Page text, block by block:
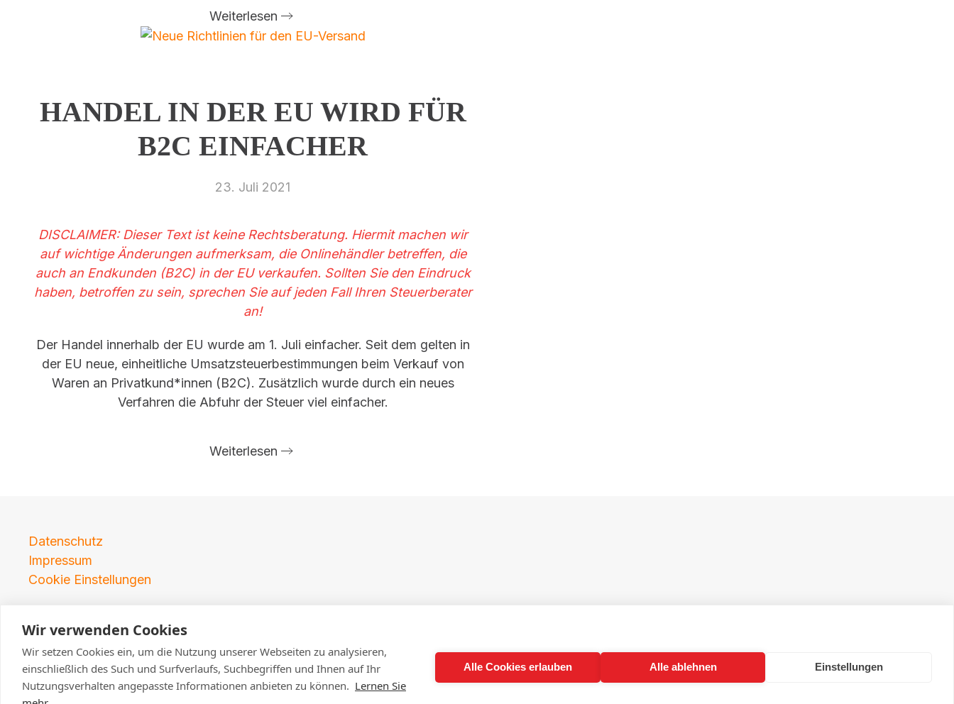
Weiterlesen
HANDEL IN DER EU WIRD FÜR
B2C EINFACHER
23. Juli 2021
DISCLAIMER: Dieser Text ist keine Rechtsberatung. Hiermit machen wir
auf wichtige Änderungen aufmerksam, die Onlinehändler betreffen, die
auch an Endkunden (B2C) in der EU verkaufen. Sollten Sie den Eindruck
haben, betroffen zu sein, sprechen Sie auf jeden Fall Ihren Steuerberater
an!
Der Handel innerhalb der EU wurde am 1. Juli einfacher. Seit dem gelten in
der EU neue, einheitliche Umsatzsteuerbestimmungen beim Verkauf von
Waren an Privatkund*innen (B2C). Zusätzlich wurde durch ein neues
Verfahren die Abfuhr der Steuer viel einfacher.
Weiterlesen
Datenschutz
Impressum
Cookie Einstellungen
Das Systemhaus Hampe ist nicht mehr operativ tätig. Kunden, Projekte und Software-Entwicklungen
wurden im September 2023 an die MikroPlan GmbH übergeben.
Wir verwenden Cookies
Wir setzen Cookies ein, um die Nutzung unserer Webseiten zu analysieren,
einschließlich des Such und Surfverlaufs, Suchbegriffen und Ihnen auf Ihr
Nutzungsverhalten angepasste Informationen anbieten zu können. Lernen Sie
Alle Cookies erlauben Alle ablehnen Einstellungen